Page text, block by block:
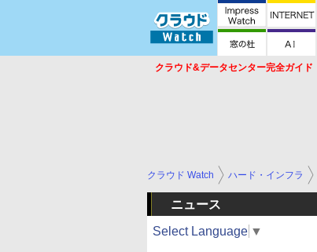
クラウド&データセンター完全ガイド
クラウド Watch ハード・インフラ
ニュース
Select Language ▼